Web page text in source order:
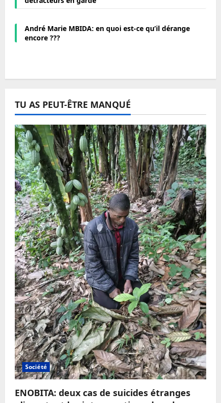
André Marie MBIDA: en quoi est-ce qu’il dérange
encore ???
TU AS PEUT-ÊTRE MANQUÉ
Société
ENOBITA: deux cas de suicides étranges